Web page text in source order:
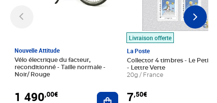
Nouvelle Attitude
Vélo électrique du facteur,
reconditionné - Taille normale -
Noir/ Rouge
1 490,00€ Ajouter au panier
Livraison offerte
La Poste
Collector 4 timbres - Le Petit
- Lettre Verte
20g / France
7,50€